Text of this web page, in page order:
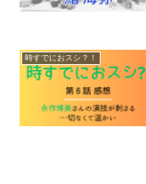
時すでにおスシ？！